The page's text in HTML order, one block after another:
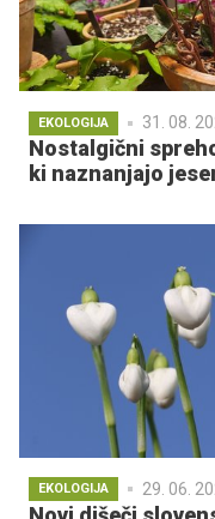
EKOLOGIJA 31. 08.
Nostalgični
ki naznanjajo
EKOLOGIJA 29. 06.